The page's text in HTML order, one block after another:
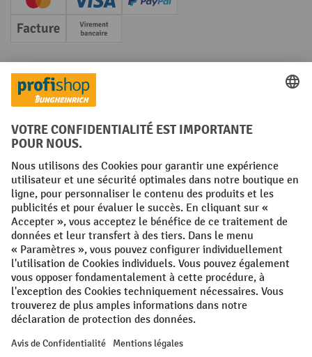
Creditcard (Master)Creditcard (Visa)
PayPal
Facture Paiement anticipé
Réseaux sociaux
Facebook
YouTube
LinkedInInstagram
Conditions générales Mentions légales
Protection des Données Politique de cookies
All prices excl. VAT plusshipping costsand possible delivery charges,
if not stated otherwise.
¹ La remise est valable jusqu'à épuisement des stocks. La remise ne
s'applique pas aux prix spéciaux. Il n'est pas possible de le combiner
avec d'autres réductions en pourcentage ou bons de réduction. | ² Une
réduction unique est offerte lors de la première inscription à la
toute commande d'un montant net minimum de 250 €. Le pourcentage